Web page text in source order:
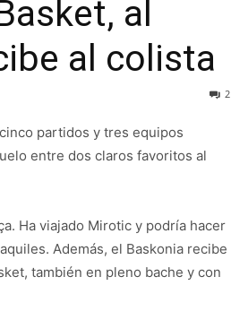
al
al colista
2
partidos y tres equipos
entre dos claros favoritos al
Ha viajado Mirotic y podría hacer
Además, el Baskonia recibe
también en pleno bache y con